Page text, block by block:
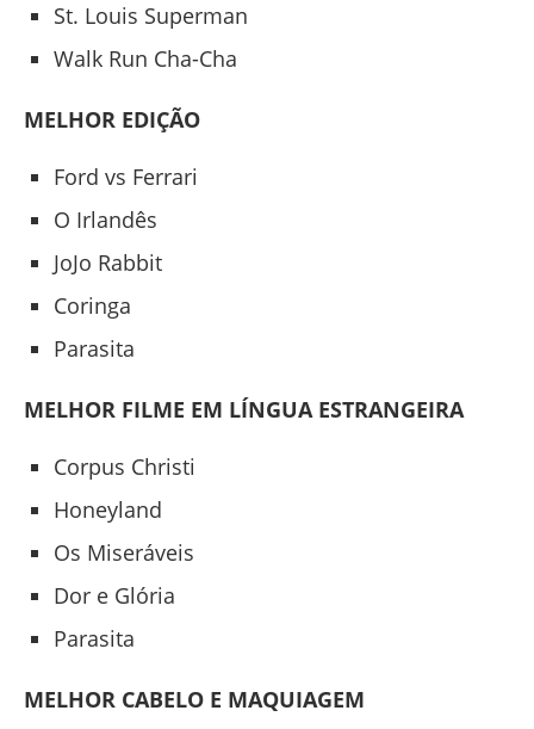
St. Louis Superman
Walk Run Cha-Cha
MELHOR EDIÇÃO
Ford vs Ferrari
O Irlandês
JoJo Rabbit
Coringa
Parasita
MELHOR FILME EM LÍNGUA ESTRANGEIRA
Corpus Christi
Honeyland
Os Miseráveis
Dor e Glória
Parasita
MELHOR CABELO E MAQUIAGEM